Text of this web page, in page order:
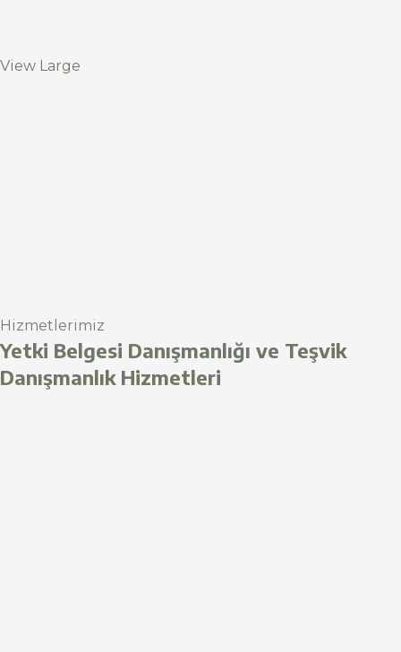
View Large
Hizmetlerimiz
Yetki Belgesi Danışmanlığı ve Teşvik
Danışmanlık Hizmetleri